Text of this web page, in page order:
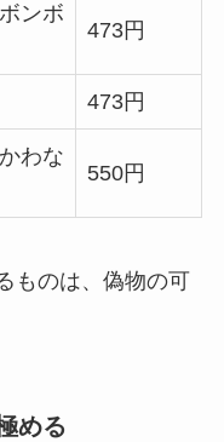
ンボ
473円
473円
わな
550円
ものは、偽物の可
める